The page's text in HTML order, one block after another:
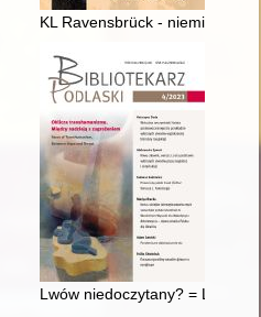
wobec ezoteryków i
KL Ravensbrück - niemieckie
Lwów niedoczytany? = Lviv